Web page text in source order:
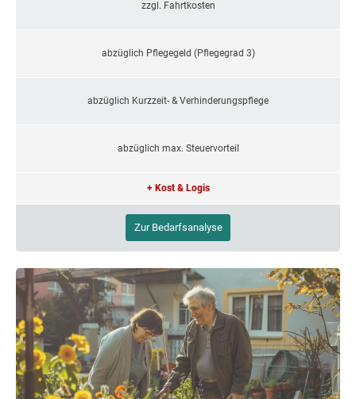
zzgl. Fahrtkosten
abzüglich Pflegegeld (Pflegegrad 3)
abzüglich Kurzzeit- & Verhinderungspflege
abzüglich max. Steuervorteil
+ Kost & Logis
Zur Bedarfsanalyse